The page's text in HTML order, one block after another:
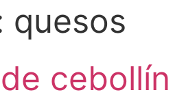
quesos
cebollín